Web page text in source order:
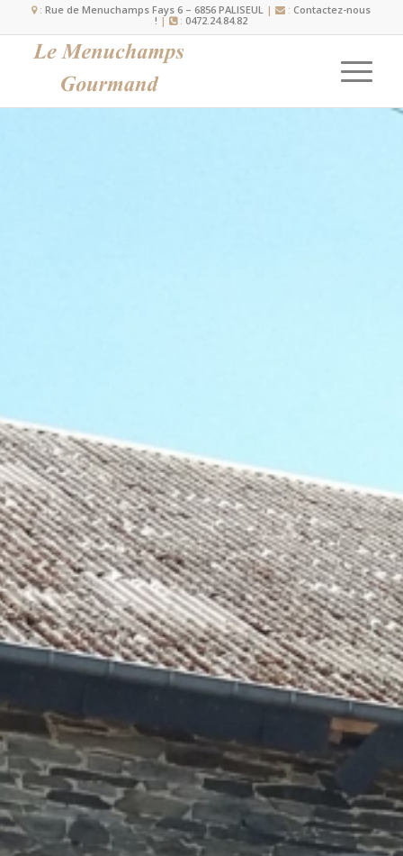
:Rue de Menuchamps Fays 6 – 6856 PALISEUL | :Contactez-nous
! | :0472.24.84.82